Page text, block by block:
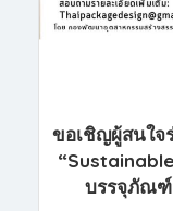
ขอเชิญผู้สนใจ
บรรจุภัณฑ์